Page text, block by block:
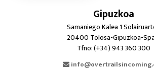
Gipuzkoa
Samaniego Kalea 1
20400 Tolosa-Gipuzkoa-
Tfno: (+34) 943 360 300